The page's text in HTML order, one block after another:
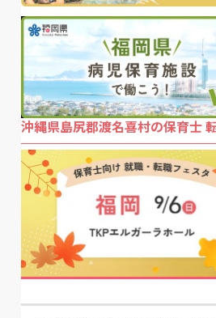
沖縄県島尻郡渡名喜村の保育士